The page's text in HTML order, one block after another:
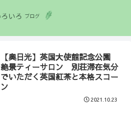
【奥日光】英国大使館記念公園
絶景ティーサロン 別荘滞在気分
でいただく英国紅茶と本格スコー
ン
2021.10.23